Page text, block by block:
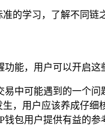
的学习，了解不同链
功能，用户可以开启
易中可能遇到的一个
，用户应该养成仔
包用户提供有益的参